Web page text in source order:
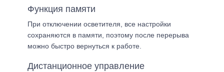
Функция памяти
При отключении осветителя, все настройки
сохраняются в памяти, поэтому после перерыва
можно быстро вернуться к работе.
Дистанционное управление